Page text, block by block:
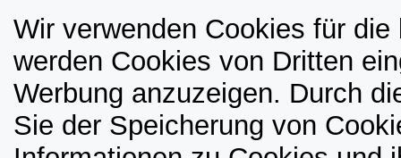
Wir verwenden Cookies für
werden Cookies von Dritten
Werbung anzuzeigen. Durch
Sie der Speicherung von